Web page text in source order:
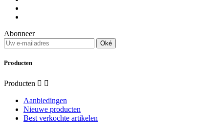
Abonneer
Producten
Producten  
Aanbiedingen
Nieuwe producten
Best verkochte artikelen